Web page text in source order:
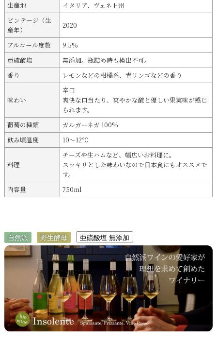
生産地
イタリア、ヴェネト州
ビンテージ（生
産年）
2020
アルコール度数
9.5%
亜硫酸塩
無添加。瓶詰め時も検出不可。
香り
レモンなどの柑橘系、青リンゴなどの香り
味わい
辛口
爽快な口当たり、爽やかな酸と優しい果実味が感じ
られます。
葡萄の種類
ガルガーネガ 100%
飲み頃温度
10～12℃
料理
チーズや生ハムなど、幅広いお料理に。
スッキリとした味わいなので日本食にもオススメで
す。
内容量
750ml
自然派 野生酵母 亜硫酸塩 無添加